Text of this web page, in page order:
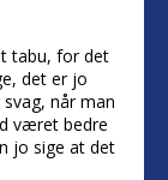
tabu, for det
det er jo
når man
været bedre
jo sige at det